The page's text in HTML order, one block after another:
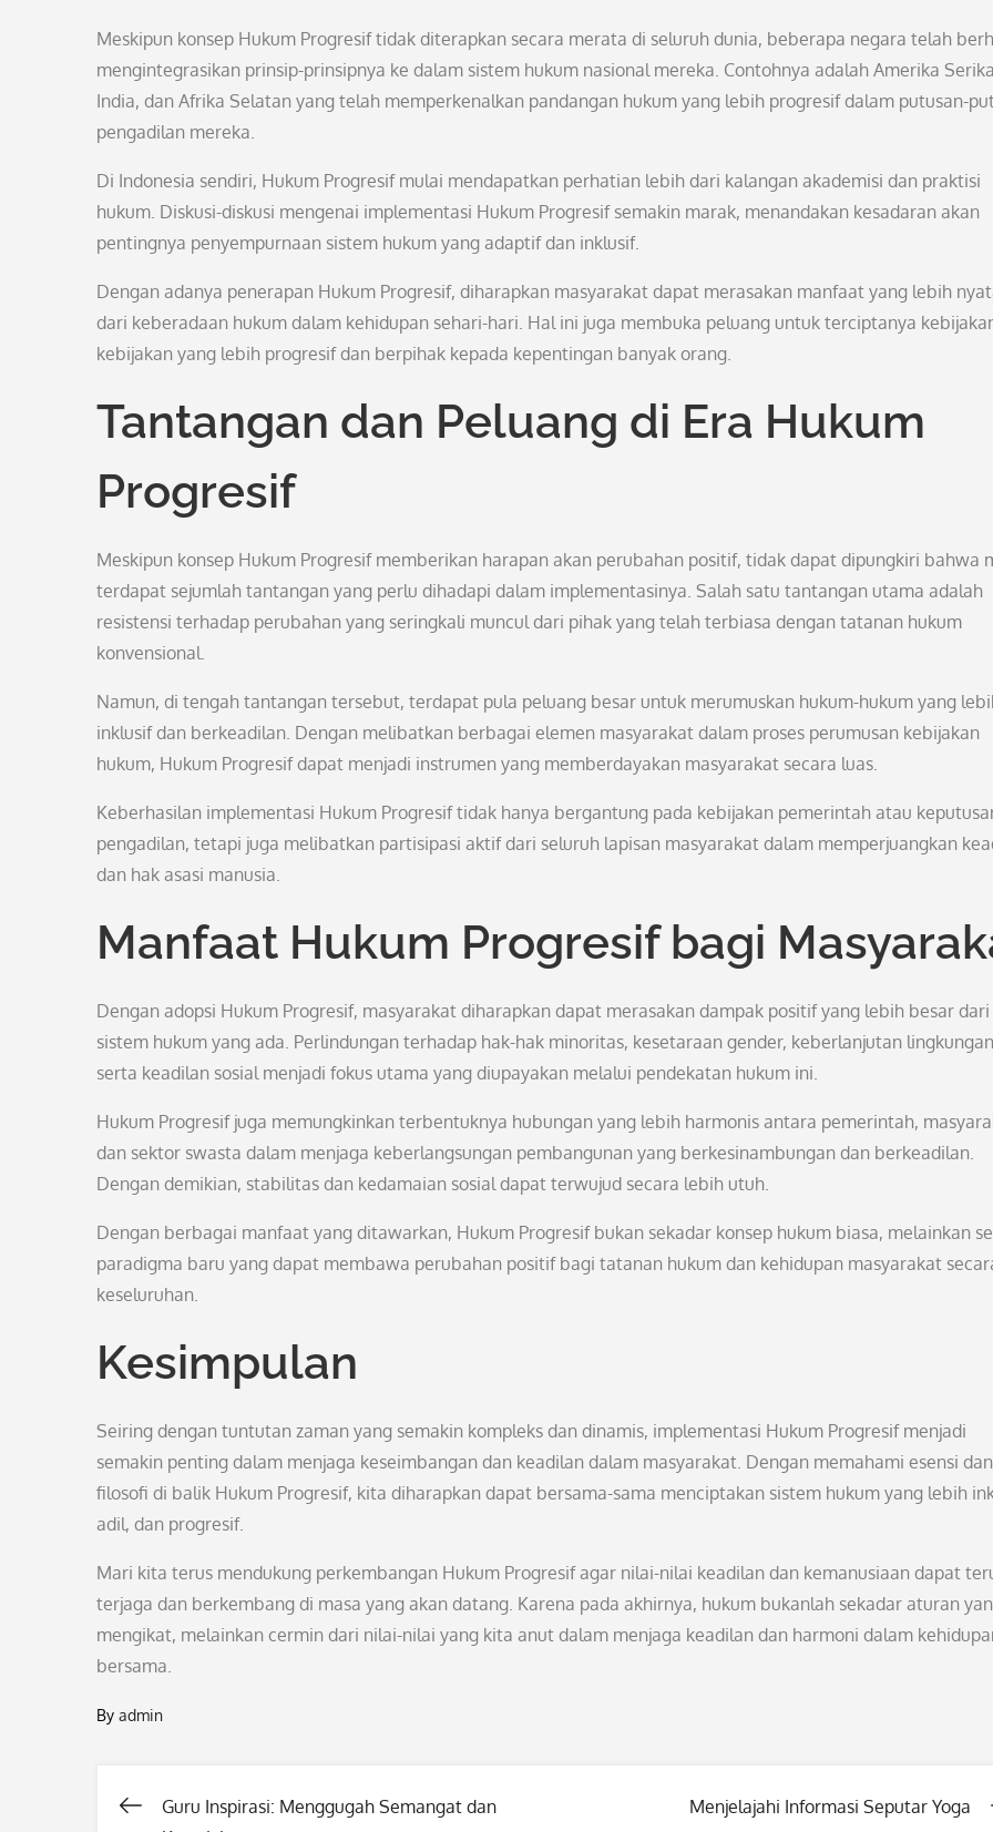
Meskipun konsep Hukum Progresif tidak diterapkan secara merata di seluruh dunia, beberapa negara telah
mengintegrasikan prinsip-prinsipnya ke dalam sistem hukum nasional mereka. Contohnya adalah Amerika
India, dan Afrika Selatan yang telah memperkenalkan pandangan hukum yang lebih progresif dalam putusan-
pengadilan mereka.
Di Indonesia sendiri, Hukum Progresif mulai mendapatkan perhatian lebih dari kalangan akademisi dan praktisi
hukum. Diskusi-diskusi mengenai implementasi Hukum Progresif semakin marak, menandakan kesadaran akan
pentingnya penyempurnaan sistem hukum yang adaptif dan inklusif.
Dengan adanya penerapan Hukum Progresif, diharapkan masyarakat dapat merasakan manfaat yang lebih
dari keberadaan hukum dalam kehidupan sehari-hari. Hal ini juga membuka peluang untuk terciptanya
kebijakan yang lebih progresif dan berpihak kepada kepentingan banyak orang.
Tantangan dan Peluang di Era Hukum
Progresif
Meskipun konsep Hukum Progresif memberikan harapan akan perubahan positif, tidak dapat dipungkiri bahwa
terdapat sejumlah tantangan yang perlu dihadapi dalam implementasinya. Salah satu tantangan utama adalah
resistensi terhadap perubahan yang seringkali muncul dari pihak yang telah terbiasa dengan tatanan hukum
konvensional.
Namun, di tengah tantangan tersebut, terdapat pula peluang besar untuk merumuskan hukum-hukum yang
inklusif dan berkeadilan. Dengan melibatkan berbagai elemen masyarakat dalam proses perumusan kebijakan
hukum, Hukum Progresif dapat menjadi instrumen yang memberdayakan masyarakat secara luas.
Keberhasilan implementasi Hukum Progresif tidak hanya bergantung pada kebijakan pemerintah atau
pengadilan, tetapi juga melibatkan partisipasi aktif dari seluruh lapisan masyarakat dalam memperjuangkan
dan hak asasi manusia.
Manfaat Hukum Progresif bagi
Dengan adopsi Hukum Progresif, masyarakat diharapkan dapat merasakan dampak positif yang lebih besar dari
sistem hukum yang ada. Perlindungan terhadap hak-hak minoritas, kesetaraan gender, keberlanjutan
serta keadilan sosial menjadi fokus utama yang diupayakan melalui pendekatan hukum ini.
Hukum Progresif juga memungkinkan terbentuknya hubungan yang lebih harmonis antara pemerintah,
dan sektor swasta dalam menjaga keberlangsungan pembangunan yang berkesinambungan dan berkeadilan.
Dengan demikian, stabilitas dan kedamaian sosial dapat terwujud secara lebih utuh.
Dengan berbagai manfaat yang ditawarkan, Hukum Progresif bukan sekadar konsep hukum biasa, melainkan
paradigma baru yang dapat membawa perubahan positif bagi tatanan hukum dan kehidupan masyarakat
keseluruhan.
Kesimpulan
Seiring dengan tuntutan zaman yang semakin kompleks dan dinamis, implementasi Hukum Progresif menjadi
semakin penting dalam menjaga keseimbangan dan keadilan dalam masyarakat. Dengan memahami esensi dan
filosofi di balik Hukum Progresif, kita diharapkan dapat bersama-sama menciptakan sistem hukum yang lebih
adil, dan progresif.
Mari kita terus mendukung perkembangan Hukum Progresif agar nilai-nilai keadilan dan kemanusiaan dapat
terjaga dan berkembang di masa yang akan datang. Karena pada akhirnya, hukum bukanlah sekadar aturan
mengikat, melainkan cermin dari nilai-nilai yang kita anut dalam menjaga keadilan dan harmoni dalam
bersama.
By admin
Guru Inspirasi: Menggugah Semangat dan
Menjelajahi Informasi Seputar Yoga